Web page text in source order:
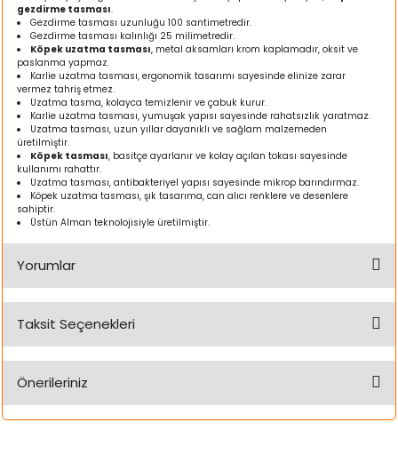
gezdirme tasması.
Gezdirme tasması uzunluğu 100 santimetredir.
Gezdirme tasması kalınlığı 25 milimetredir.
Köpek uzatma tasması, metal aksamları krom kaplamadır, oksit ve
paslanma yapmaz.
Karlie uzatma tasması, ergonomik tasarımı sayesinde elinize zarar
vermez tahriş etmez.
Uzatma tasma, kolayca temizlenir ve çabuk kurur.
Karlie uzatma tasması, yumuşak yapısı sayesinde rahatsızlık yaratmaz.
Uzatma tasması, uzun yıllar dayanıklı ve sağlam malzemeden
üretilmiştir.
Köpek tasması, basitçe ayarlanır ve kolay açılan tokası sayesinde
kullanımı rahattır.
Uzatma tasması, antibakteriyel yapısı sayesinde mikrop barındırmaz.
Köpek uzatma tasması, şık tasarıma, can alıcı renklere ve desenlere
sahiptir.
Üstün Alman teknolojisiyle üretilmiştir.
Yorumlar
Taksit Seçenekleri
Önerileriniz